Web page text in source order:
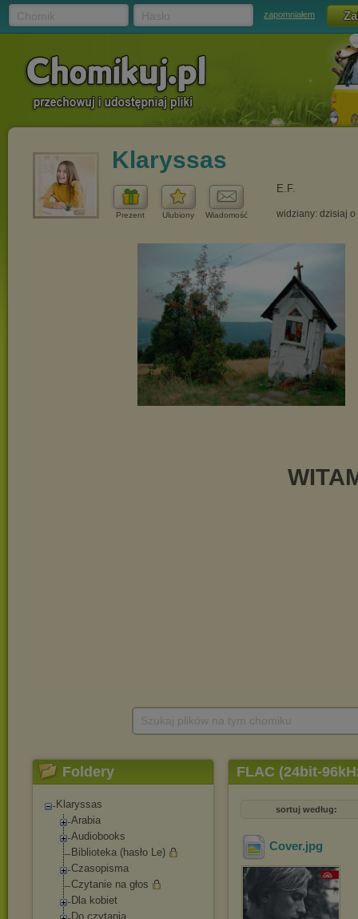
zapomniałem
Klaryssas
Prezent Ulubiony Wiadomość
E.F.
widziany: dzisiaj o
Foldery
Klaryssas
Arabia
Audiobooks
Biblioteka (hasło Le)
Czasopisma
Czytanie na głos
Dla kobiet
Do czytania
FLAC (24bit-
sortuj według:
Cover.jpg